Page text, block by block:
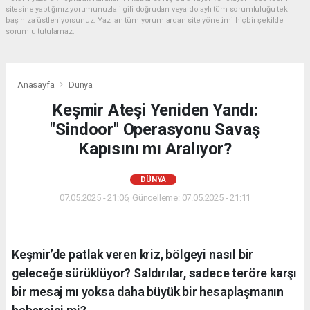
sitesine yaptığınız yorumunuzla ilgili doğrudan veya dolaylı tüm sorumluluğu tek
başınıza üstleniyorsunuz. Yazılan tüm yorumlardan site yönetimi hiçbir şekilde
sorumlu tutulamaz.
Anasayfa Dünya
Keşmir Ateşi Yeniden Yandı:
"Sindoor" Operasyonu Savaş
Kapısını mı Aralıyor?
DÜNYA
07.05.2025 - 21:06, Güncelleme: 07.05.2025 - 21:11
Keşmir’de patlak veren kriz, bölgeyi nasıl bir
geleceğe sürüklüyor? Saldırılar, sadece teröre karşı
bir mesaj mı yoksa daha büyük bir hesaplaşmanın